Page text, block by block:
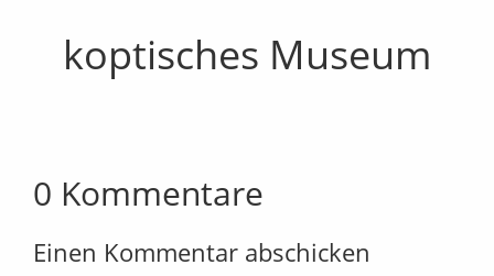
koptisches Museum
0 Kommentare
Einen Kommentar abschicken